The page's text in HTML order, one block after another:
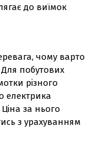
до виїмок
чому варто
Для побутових
різного
електрика
за нього
з урахуванням